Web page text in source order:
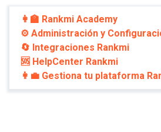
👩‍🏫 Rankmi Academy
⚙️ Administración y
🔄 Integraciones Rankmi
🆘 HelpCenter Rankmi
👩‍💼 Gestiona tu plataforma